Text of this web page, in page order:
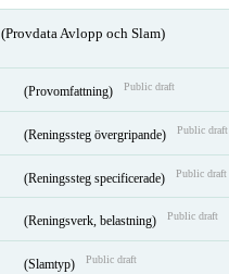
(Provdata Avlopp och Slam)
(Provomfattning) Public draft
(Reningssteg övergripande) Public draft
(Reningssteg specificerade) Public draft
(Reningsverk, belastning) Public draft
(Slamtyp) Public draft